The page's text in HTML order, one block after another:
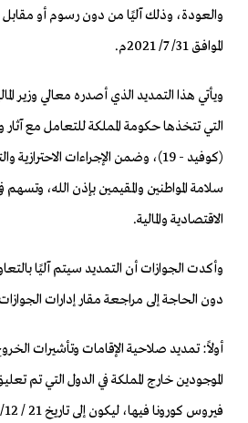
الموافق 31/ 7/ 2021م.
ويأتي هذا التمديد الذي أصدره معالي وزير
التي تتخذها حكومة المملكة للتعامل مع آثار
(كوفيد - 19)، وضمن الإجراءات
سلامة المواطنين والمقيمين بإذن الله، وتسهم
الاقتصادية والمالية.
وأكدت الجوازات أن التمديد سيتم آليًا
دون الحاجة إلى مراجعة مقار إدارات
أولاً: تمديد صلاحية الإقامات وتأشيرات
الموجودين خارج المملكة في الدول التي تم
فيروس كورونا فيها، ليكون إلى تاريخ 21 / 12/ 1442هـ الموافق 31/ 7/ 2021م.